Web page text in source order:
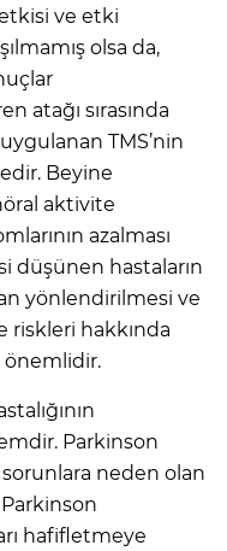
ve etki
olsa da,
atağı sırasında
TMS’nin
Beyine
aktivite
azalması
düşünen hastaların
yönlendirilmesi ve
riskleri hakkında
önemlidir.
Parkinson
neden olan
hafifletmeye